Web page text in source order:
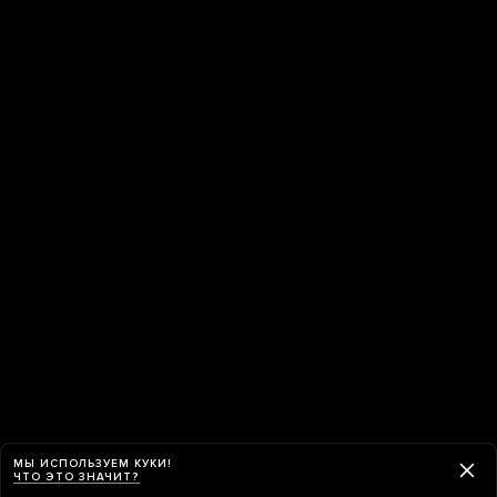
МЫ ИСПОЛЬЗУЕМ КУКИ!
ЧТО ЭТО ЗНАЧИТ?